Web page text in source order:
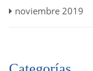
noviembre 2019